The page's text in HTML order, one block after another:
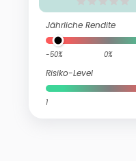
Jährliche Rendite
-50% 0%
Risiko-Level
1